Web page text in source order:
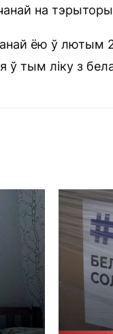
на тэрыторыі
ёю ў лютым
ў тым ліку з